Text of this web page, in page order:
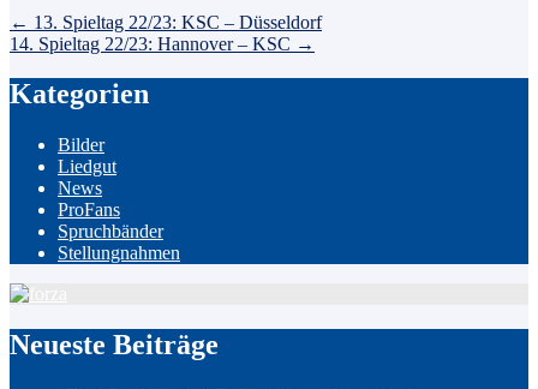
← 13. Spieltag 22/23: KSC – Düsseldorf
14. Spieltag 22/23: Hannover – KSC →
Kategorien
Bilder
Liedgut
News
ProFans
Spruchbänder
Stellungnahmen
Neueste Beiträge